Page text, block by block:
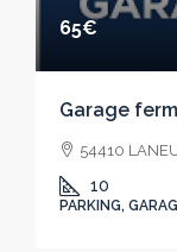
65€
Garage
54410
10
PARKING,